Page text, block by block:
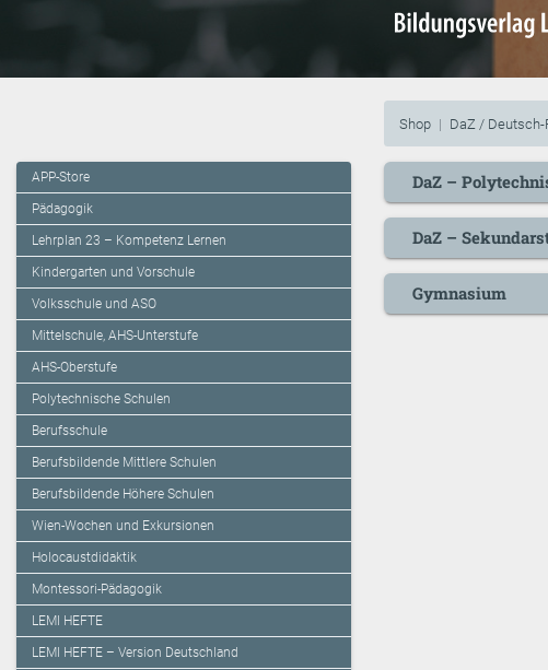
Shop DaZ /
APP-Store
Pädagogik
Lehrplan 23 – Kompetenz Lernen
Kindergarten und Vorschule
Volksschule und ASO
Mittelschule, AHS-Unterstufe
AHS-Oberstufe
Polytechnische Schulen
Berufsschule
Berufsbildende Mittlere Schulen
Berufsbildende Höhere Schulen
Wien-Wochen und Exkursionen
Holocaustdidaktik
Montessori-Pädagogik
LEMI HEFTE
LEMI HEFTE – Version Deutschland
DaZ –
DaZ –
Gymnasium